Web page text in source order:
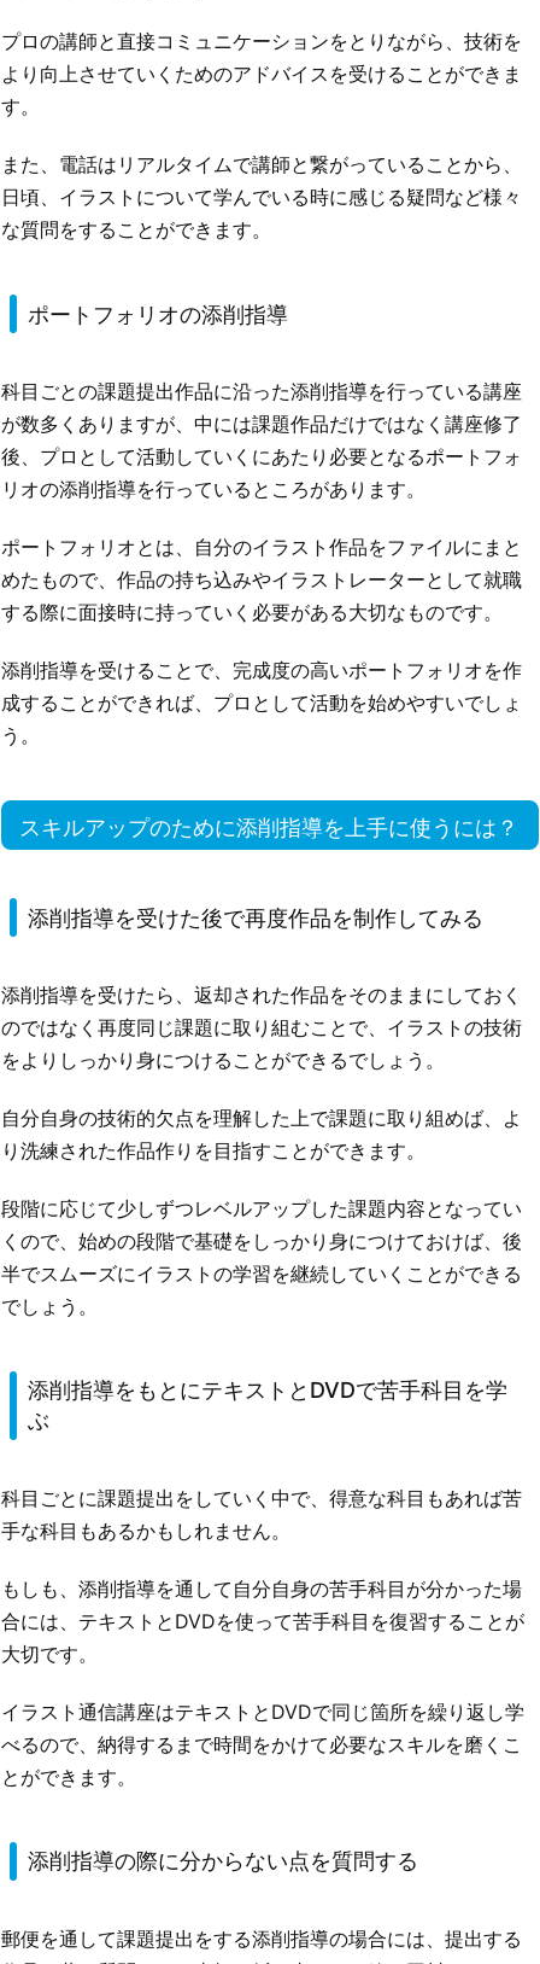
プロの講師と直接コミュニケーションをとりながら、技術を
より向上させていくためのアドバイスを受けることができま
す。
また、電話はリアルタイムで講師と繋がっていることから、
日頃、イラストについて学んでいる時に感じる疑問など様々
な質問をすることができます。
ポートフォリオの添削指導
科目ごとの課題提出作品に沿った添削指導を行っている講座
が数多くありますが、中には課題作品だけではなく講座修了
後、プロとして活動していくにあたり必要となるポートフォ
リオの添削指導を行っているところがあります。
ポートフォリオとは、自分のイラスト作品をファイルにまと
めたもので、作品の持ち込みやイラストレーターとして就職
する際に面接時に持っていく必要がある大切なものです。
添削指導を受けることで、完成度の高いポートフォリオを作
成することができれば、プロとして活動を始めやすいでしょ
う。
スキルアップのために添削指導を上手に使うには？
添削指導を受けた後で再度作品を制作してみる
添削指導を受けたら、返却された作品をそのままにしておく
のではなく再度同じ課題に取り組むことで、イラストの技術
をよりしっかり身につけることができるでしょう。
自分自身の技術的欠点を理解した上で課題に取り組めば、よ
り洗練された作品作りを目指すことができます。
段階に応じて少しずつレベルアップした課題内容となってい
くので、始めの段階で基礎をしっかり身につけておけば、後
半でスムーズにイラストの学習を継続していくことができる
でしょう。
添削指導をもとにテキストとDVDで苦手科目を学
ぶ
科目ごとに課題提出をしていく中で、得意な科目もあれば苦
手な科目もあるかもしれません。
もしも、添削指導を通して自分自身の苦手科目が分かった場
合には、テキストとDVDを使って苦手科目を復習することが
大切です。
イラスト通信講座はテキストとDVDで同じ箇所を繰り返し学
べるので、納得するまで時間をかけて必要なスキルを磨くこ
とができます。
添削指導の際に分からない点を質問する
郵便を通して課題提出をする添削指導の場合には、提出する